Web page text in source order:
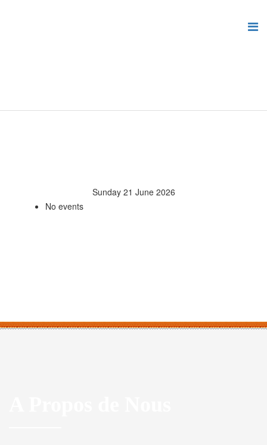
Sunday 21 June 2026
No events